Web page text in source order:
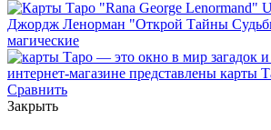
Сравнить
Закрыть